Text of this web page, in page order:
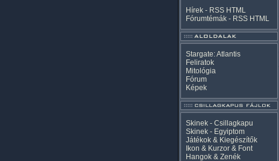
Hírek - RSS HTML
Fórumtémák - RSS HTML
Stargate: Atlantis
Feliratok
Mitológia
Fórum
Képek
Skinek - Csillagkapu
Skinek - Egyiptom
Játékok & Kiegészítők
Ikon & Kurzor & Font
Hangok & Zenék